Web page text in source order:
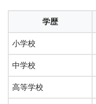
学歴
小学校
中学校
高等学校